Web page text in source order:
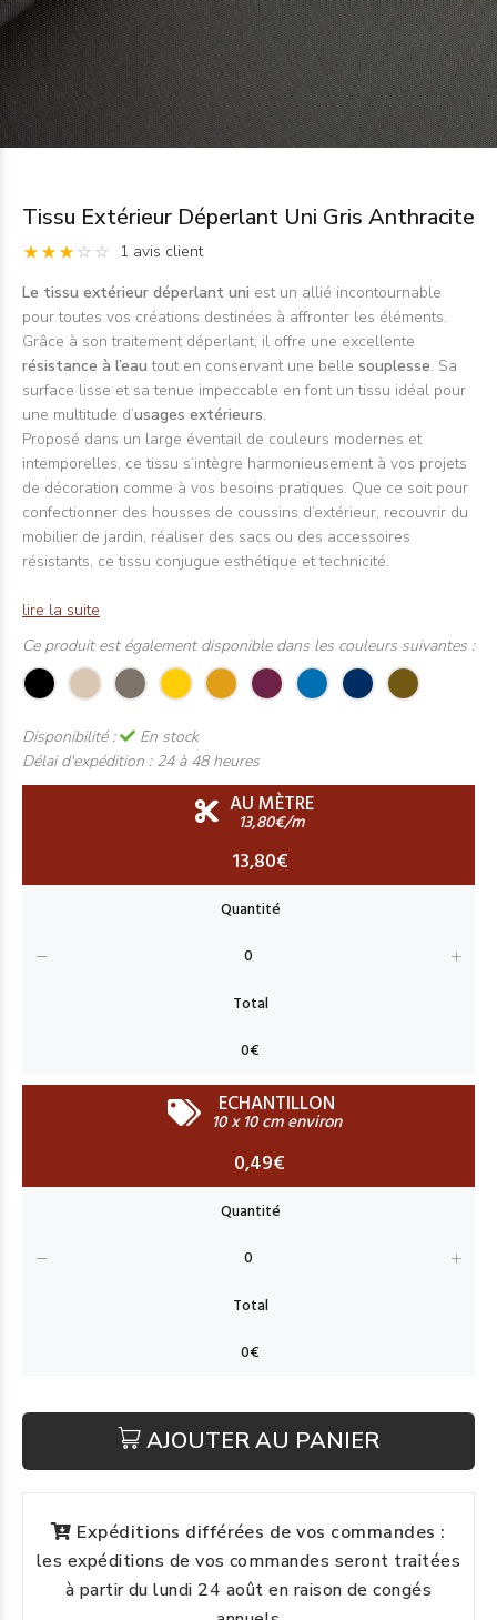
Tissu Extérieur Déperlant Uni Gris Anthracite
1 avis client
Le tissu extérieur déperlant uni est un allié incontournable
pour toutes vos créations destinées à affronter les éléments.
Grâce à son traitement déperlant, il offre une excellente
résistance à l’eau tout en conservant une belle souplesse. Sa
surface lisse et sa tenue impeccable en font un tissu idéal pour
une multitude d’usages extérieurs.
Proposé dans un large éventail de couleurs modernes et
intemporelles, ce tissu s’intègre harmonieusement à vos projets
de décoration comme à vos besoins pratiques. Que ce soit pour
confectionner des housses de coussins d’extérieur, recouvrir du
mobilier de jardin, réaliser des sacs ou des accessoires
résistants, ce tissu conjugue esthétique et technicité.
lire la suite
Ce produit est également disponible dans les couleurs suivantes :
Disponibilité :
En stock
Délai d'expédition : 24 à 48 heures
AU MÈTRE
13,80€/m
13,80€
ECHANTILLON
10 x 10 cm environ
0,49€
AJOUTER AU PANIER
Expéditions différées de vos commandes :
les expéditions de vos commandes seront traitées
à partir du lundi 24 août en raison de congés